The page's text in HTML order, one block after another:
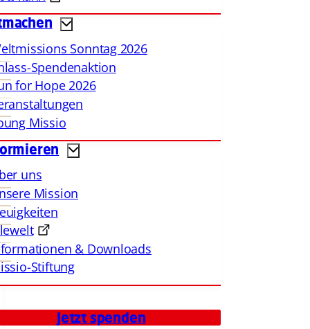
Sonntag 2026
Spendenaktion
for Hope 2026
Missio
uns
Mission
& Downloads
Stiftung
Jetzt spenden